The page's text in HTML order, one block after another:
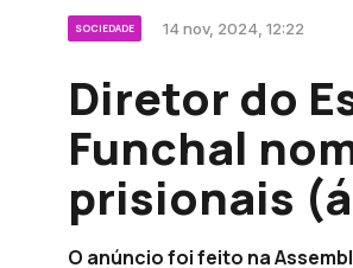
SOCIEDADE 14 nov, 2024, 12:22
Diretor do
Funchal
prisionais
O anúncio foi feito na